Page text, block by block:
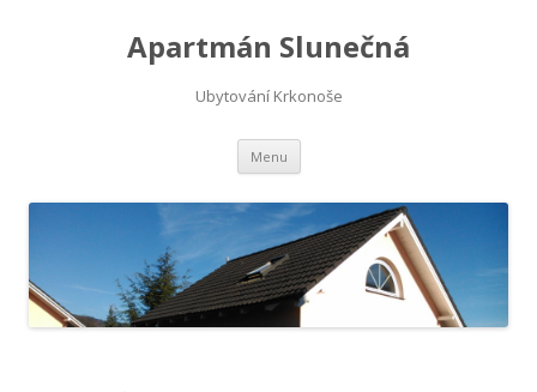
Apartmán Slunečná
Ubytování Krkonoše
Menu Přejít k obsahu webu